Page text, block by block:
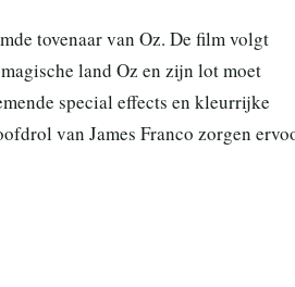
tovenaar van Oz. De film volgt
land Oz en zijn lot moet
special effects en kleurrijke
van James Franco zorgen